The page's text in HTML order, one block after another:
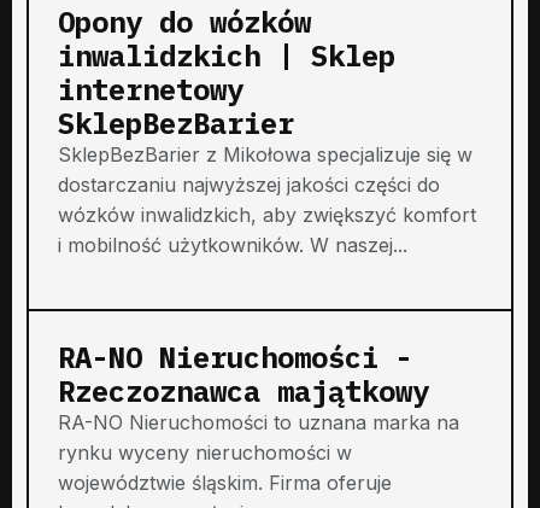
Opony do wózków
inwalidzkich | Sklep
internetowy
SklepBezBarier
SklepBezBarier z Mikołowa specjalizuje się w
dostarczaniu najwyższej jakości części do
wózków inwalidzkich, aby zwiększyć komfort
i mobilność użytkowników. W naszej...
RA-NO Nieruchomości -
Rzeczoznawca majątkowy
RA-NO Nieruchomości to uznana marka na
rynku wyceny nieruchomości w
województwie śląskim. Firma oferuje